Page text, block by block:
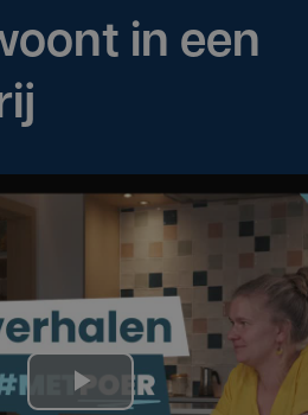
in een